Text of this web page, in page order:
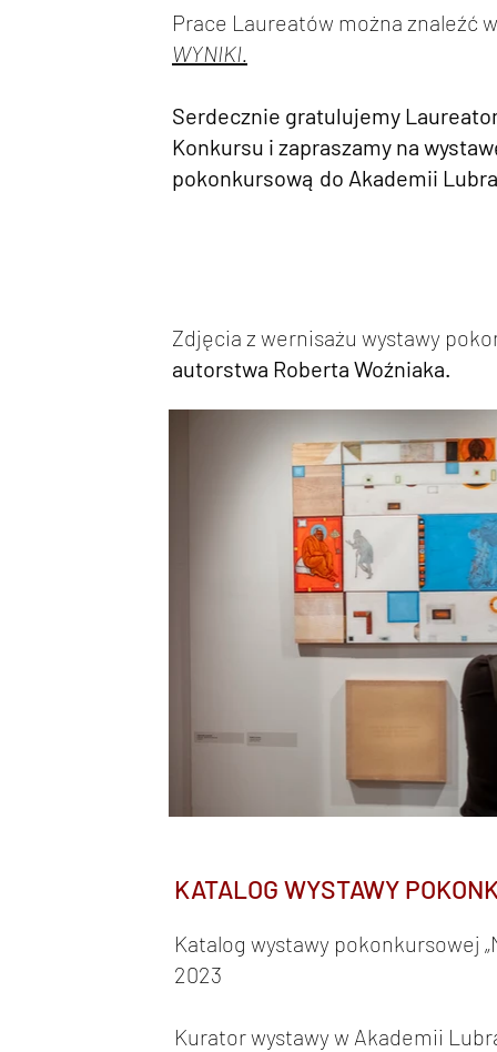
Prace Laureatów można znaleźć
WYNIKI.
Serdecznie gratulujemy
Konkursu i zapraszamy na
pokonkursową do Akademii
Zdjęcia z wernisażu wystawy
autorstwa Roberta Woźniaka.
KATALOG WYSTAWY
Katalog wystawy pokonkursowej
2023
Kurator wystawy w Akademii